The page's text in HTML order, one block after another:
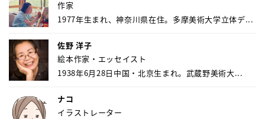
作家
1977年生まれ、神奈川県在住。多摩美術大学立体デ...
佐野 洋子
絵本作家・エッセイスト
1938年6月28日中国・北京生まれ。武蔵野美術大...
ナコ
イラストレーター